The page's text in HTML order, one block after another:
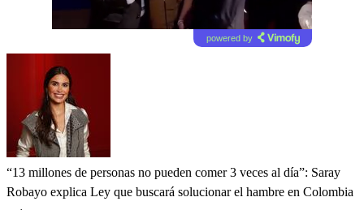
powered by
“13 millones de personas no pueden comer 3 veces al día”: Saray
Robayo explica Ley que buscará solucionar el hambre en Colombia